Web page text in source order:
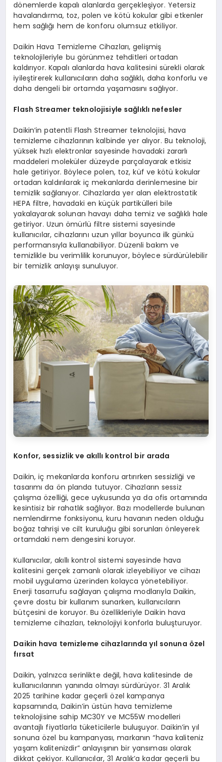
dönemlerde kapalı alanlarda gerçekleşiyor. Yetersiz
havalandırma, toz, polen ve kötü kokular gibi etkenler
hem sağlığı hem de konforu olumsuz etkiliyor.
Daikin Hava Temizleme Cihazları, gelişmiş
teknolojileriyle bu görünmez tehditleri ortadan
kaldırıyor. Kapalı alanlarda hava kalitesini sürekli olarak
iyileştirerek kullanıcıların daha sağlıklı, daha konforlu ve
daha dengeli bir ortamda yaşamasını sağlıyor.
Flash Streamer teknolojisiyle sağlıklı nefesler
Daikin’in patentli Flash Streamer teknolojisi, hava
temizleme cihazlarının kalbinde yer alıyor. Bu teknoloji,
yüksek hızlı elektronlar sayesinde havadaki zararlı
maddeleri moleküler düzeyde parçalayarak etkisiz
hale getiriyor. Böylece polen, toz, küf ve kötü kokular
ortadan kaldırılarak iç mekanlarda derinlemesine bir
temizlik sağlanıyor. Cihazlarda yer alan elektrostatik
HEPA filtre, havadaki en küçük partikülleri bile
yakalayarak solunan havayı daha temiz ve sağlıklı hale
getiriyor. Uzun ömürlü filtre sistemi sayesinde
kullanıcılar, cihazlarını uzun yıllar boyunca ilk günkü
performansıyla kullanabiliyor. Düzenli bakım ve
temizlikle bu verimlilik korunuyor, böylece sürdürülebilir
bir temizlik anlayışı sunuluyor.
Konfor, sessizlik ve akıllı kontrol bir arada
Daikin, iç mekanlarda konforu artırırken sessizliği ve
tasarımı da ön planda tutuyor. Cihazların sessiz
çalışma özelliği, gece uykusunda ya da ofis ortamında
kesintisiz bir rahatlık sağlıyor. Bazı modellerde bulunan
nemlendirme fonksiyonu, kuru havanın neden olduğu
boğaz tahrişi ve cilt kuruluğu gibi sorunları önleyerek
ortamdaki nem dengesini koruyor.
Kullanıcılar, akıllı kontrol sistemi sayesinde hava
kalitesini gerçek zamanlı olarak izleyebiliyor ve cihazı
mobil uygulama üzerinden kolayca yönetebiliyor.
Enerji tasarrufu sağlayan çalışma modlarıyla Daikin,
çevre dostu bir kullanım sunarken, kullanıcıların
bütçesini de koruyor. Bu özellikleriyle Daikin hava
temizleme cihazları, teknolojiyi konforla buluşturuyor.
Daikin hava temizleme cihazlarında yıl sonuna özel
fırsat
Daikin, yalnızca serinlikte değil, hava kalitesinde de
kullanıcılarının yanında olmayı sürdürüyor. 31 Aralık
2025 tarihine kadar geçerli özel kampanya
kapsamında, Daikin’in üstün hava temizleme
teknolojisine sahip MC30Y ve MC55W modelleri
avantajlı fiyatlarla tüketicilerle buluşuyor. Daikin’in yıl
sonuna özel bu kampanyası, markanın “hava kaliteniz
yaşam kalitenizdir” anlayışının bir yansıması olarak
dikkat çekiyor. Kullanıcılar, 31 Aralık’a kadar geçerli bu